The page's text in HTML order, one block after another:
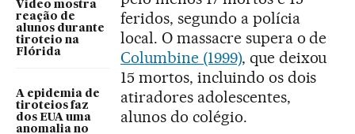
Vídeo mostra
reação de
alunos durante
tiroteio na
Flórida
A epidemia de
tiroteios faz
dos EUA uma
anomalia no
feridos, segundo a polícia
local. O massacre supera o de
Columbine (1999), que deixou
15 mortos, incluindo os dois
atiradores adolescentes,
alunos do colégio.